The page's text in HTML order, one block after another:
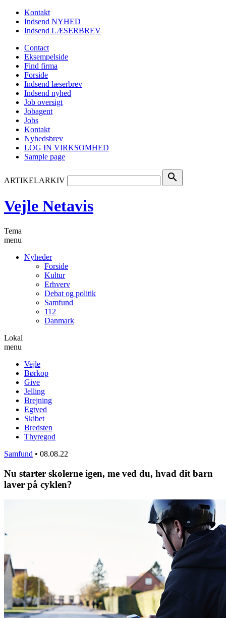
Kontakt
Indsend NYHED
Indsend LÆSERBREV
Contact
Eksempelside
Find firma
Forside
Indsend læserbrev
Indsend nyhed
Job oversigt
Jobagent
Jobs
Kontakt
Nyhedsbrev
LOG IN VIRKSOMHED
Sample page
ARTIKELARKIV search
Vejle Netavis
Tema
menu
Nyheder
Forside
Kultur
Erhverv
Debat og politik
Samfund
112
Danmark
Lokal
menu
Vejle
Børkop
Give
Jelling
Brejning
Egtved
Skibet
Bredsten
Thyregod
Samfund • 08.08.22
Nu starter skolerne igen, me ved du, hvad dit barn
laver på cyklen?